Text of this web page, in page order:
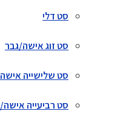
סט דלי
סט זוג אישה/גבר
סט שלישייה
סט רביעייה